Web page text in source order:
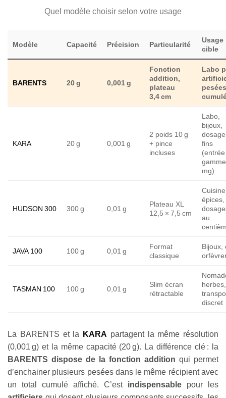
Quel modèle choisir selon votre usage
Modèle Capacité Précision Particularité
Usage
cible
BARENTS 20 g 0,001 g
Fonction
addition,
plateau
3,4 cm
Labo
pesées
KARA 20 g 0,001 g
2 poids 10 g
+ pince
incluses
Labo,
bijoux,
fins
gamme
mg)
HUDSON 300 300 g 0,01 g
Plateau XL
12,5 × 7,5 cm
épices,
au
JAVA 100 100 g 0,01 g
Format
classique
Bijoux,
TASMAN 100 100 g 0,01 g
Slim écran
rétractable
herbes,
discret
La BARENTS et la KARA partagent la même résolution
(0,001 g) et la même capacité (20 g). La différence clé : la
BARENTS dispose de la fonction addition qui permet
d’enchainer plusieurs pesées dans le même récipient avec
un total cumulé affiché. C’est indispensable pour les